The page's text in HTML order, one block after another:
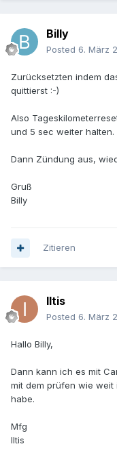
Billy
Posted 6. März
Zurücksetzten indem
quittierst :-)
Also
und 5 sec weiter halten.
Dann Zündung aus,
Gruß
Billy
Zitieren
Iltis
Posted 6. März
Hallo Billy,
Dann kann ich es mit
mit dem prüfen wie
habe.
Mfg
Iltis